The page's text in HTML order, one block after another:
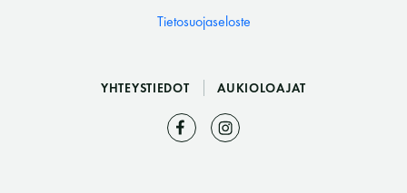
saunomistapoja, joiden perustana on toisten
saunarauhan kunnioittaminen. Seura vaalii
saunakulttuuria ja pyrkii kehittämään suomalaista
Tietosuojaseloste
YHTEYSTIEDOT AUKIOLOAJAT